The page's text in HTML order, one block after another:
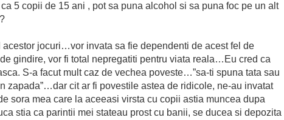
5 copii de 15 ani , pot sa puna alcohol si sa puna foc pe un alt
jocuri…vor invata sa fie dependenti de acest fel de
gindire, vor fi total nepregatiti pentru viata reala…Eu cred ca
S-a facut mult caz de vechea poveste…”sa-ti spuna tata sau
zapada”…dar cit ar fi povestile astea de ridicole, ne-au invatat
sora mea care la aceeasi virsta cu copii astia muncea dupa
stia ca parintii mei stateau prost cu banii, se ducea si depozita